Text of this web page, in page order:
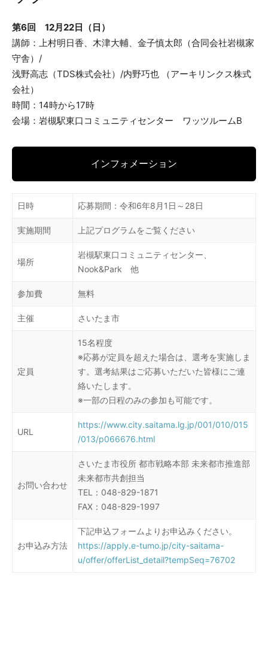
第6回 12月22日（日）
講師：上村明日香、木津大輔、金子慎太郎（合同会社岩槻家
守舎）/
浅野高志（TDS株式会社）/内野巧也 （アーキリンクス株式
会社）
時間：14時から17時
会場：岩槻駅東口コミュニティセンター ワッツルームB
インフォメーション
日時 応募期間：令和6年8月1日～28日
実施期間 上記プログラムをご覧ください
場所
岩槻駅東口コミュニティセンター、
Nook&Park 他
参加費 無料
主催 さいたま市
定員
15名程度
※応募が定員を超えた場合は、選考を実施しま
す。選考結果はご応募いただいた皆様にご連
絡いたします。
※一部の日程のみの参加も可能です。
URL
https://www.city.saitama.lg.jp/001/010/015
/013/p066676.html
お問い合わせ
さいたま市役所 都市戦略本部 未来都市推進部
未来都市共創担当
TEL：048-829-1871
FAX：048-829-1997
お申込み方法
下記申込フォームよりお申込みください。
https://apply.e-tumo.jp/city-saitama-
u/offer/offerList_detail?tempSeq=76702